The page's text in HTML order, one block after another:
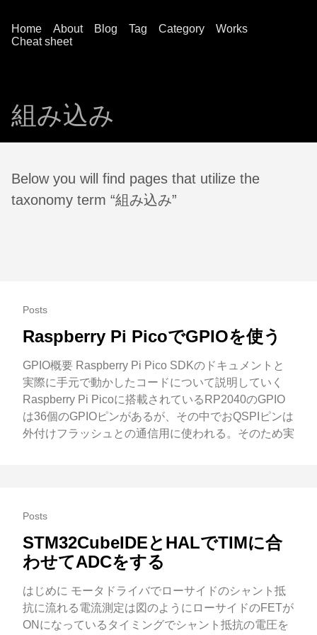
Home About Blog Tag Category
Works
Cheat sheet
組み込み
Below you will find pages that utilize the
taxonomy term “組み込み”
Posts
Raspberry Pi PicoでGPIOを使う
GPIO概要 Raspberry Pi Pico SDKのドキュメントと
実際に手元で動かしたコードについて説明していく
Raspberry Pi Picoに搭載されているRP2040のGPIO
は36個のGPIOピンがあるが、その中でおQSPIピンは
外付けフラッシュとの通信用に使われる。そのため実
Posts
STM32CubeIDEとHALでTIMに合
わせてADCをする
はじめに モータドライバでローサイドのシャント抵
抗に流れる電流測定は図のようにローサイドのFETが
ONになっているタイミングでシャント抵抗の電圧を